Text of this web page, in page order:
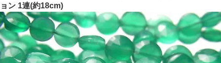
ョン 1連(約18cm)